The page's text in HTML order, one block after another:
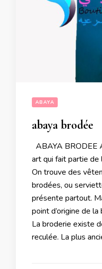
ABAYA
abaya brodée
ABAYA BRODEE
art qui fait partie de
On trouve des
brodées, ou
présente partout.
point d’origine de
La broderie existe
reculée. La plus